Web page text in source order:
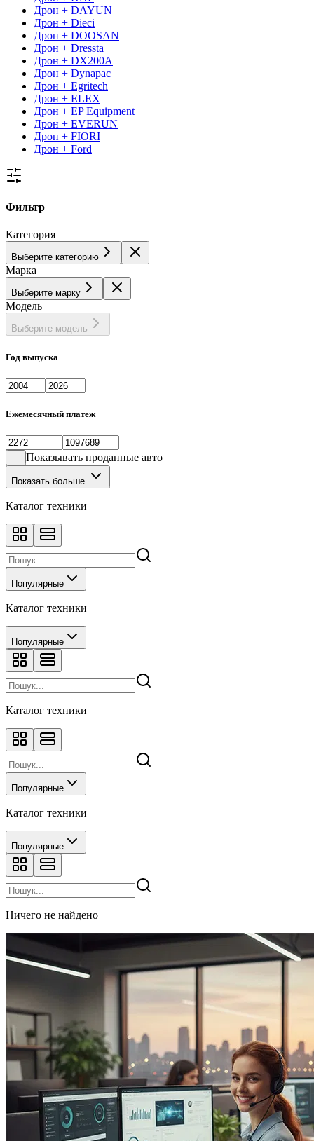
Дрон + DAYUN
Дрон + Dieci
Дрон + DOOSAN
Дрон + Dressta
Дрон + DX200A
Дрон + Dynapac
Дрон + Egritech
Дрон + ELEX
Дрон + EP Equipment
Дрон + EVERUN
Дрон + FIORI
Дрон + Ford
Фильтр
Категория
Выберите категорию
Марка
Выберите марку
Модель
Выберите модель
Год выпуска
Ежемесячный платеж
Показывать проданные авто
Показать больше
Каталог техники
Популярные
Каталог техники
Популярные
Каталог техники
Популярные
Каталог техники
Популярные
Ничего не найдено